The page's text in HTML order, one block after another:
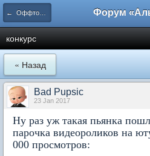
← Оффтопик
конкурс
« Назад
Bad Pupsic
23 Jan 2017
Ну раз уж такая пьянка
парочка видеороликов на
000 просмотров: